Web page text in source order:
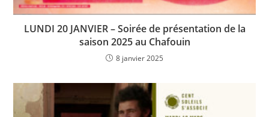
LUNDI 20 JANVIER – Soirée de présentation de la
saison 2025 au Chafouin
8 janvier 2025